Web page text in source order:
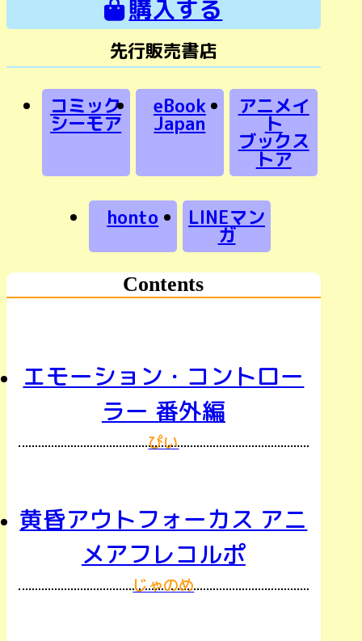
購入する
先行販売書店
コミック
シーモア
eBook
Japan
アニメイ
ト
ブックス
トア
honto LINEマン
ガ
Contents
エモーション・コントロー
ラー 番外編
ぴい
黄昏アウトフォーカス アニ
メアフレコルポ
じゃのめ